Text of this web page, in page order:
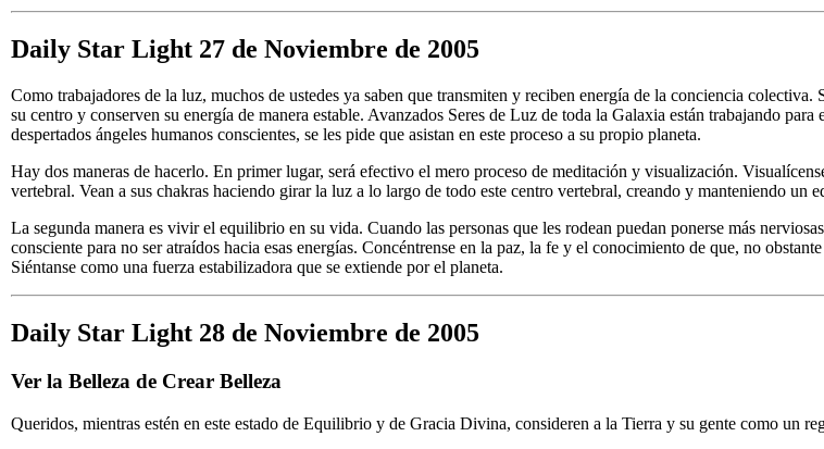
Daily Star Light 27 de Noviembre de 2005
Como trabajadores de la luz, muchos de ustedes ya saben que transmiten y reciben energía de la conciencia
su centro y conserven su energía de manera estable. Avanzados Seres de Luz de toda la Galaxia están trabajando
despertados ángeles humanos conscientes, se les pide que asistan en este proceso a su propio planeta.
Hay dos maneras de hacerlo. En primer lugar, será efectivo el mero proceso de meditación y visualización.
vertebral. Vean a sus chakras haciendo girar la luz a lo largo de todo este centro vertebral, creando y manteniendo
La segunda manera es vivir el equilibrio en su vida. Cuando las personas que les rodean puedan ponerse más
consciente para no ser atraídos hacia esas energías. Concéntrense en la paz, la fe y el conocimiento de que, no
Siéntanse como una fuerza estabilizadora que se extiende por el planeta.
Daily Star Light 28 de Noviembre de 2005
Ver la Belleza de Crear Belleza
Queridos, mientras estén en este estado de Equilibrio y de Gracia Divina, consideren a la Tierra y su gente como un